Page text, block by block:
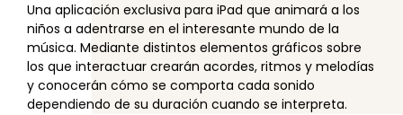
Una aplicación exclusiva para iPad que animará a los
niños a adentrarse en el interesante mundo de la
música. Mediante distintos elementos gráficos sobre
los que interactuar crearán acordes, ritmos y melodías
y conocerán cómo se comporta cada sonido
dependiendo de su duración cuando se interpreta.